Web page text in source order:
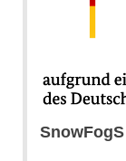
SnowFogS